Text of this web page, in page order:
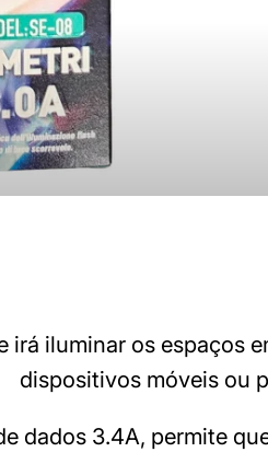
irá iluminar os espaços
dispositivos móveis ou
dados 3.4A, permite